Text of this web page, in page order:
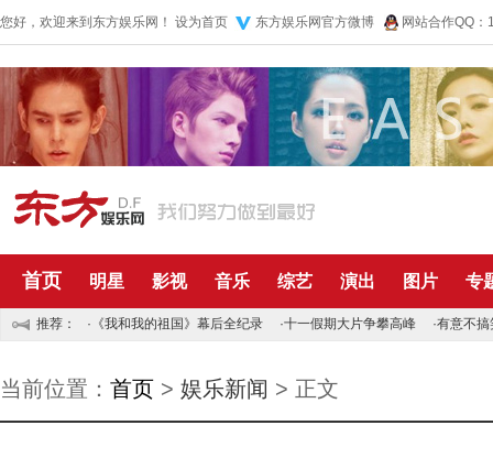
您好，欢迎来到东方娱乐网！ 设为首页 东方娱乐网官方微博 网站合作QQ
首页 明星 影视 音乐 综艺 演出 图片 专
推荐： · 《我和我的祖国》幕后全纪录 ·十一假期大片争攀高峰 ·有意不搞
当前位置： 首页 > 娱乐新闻 > 正文